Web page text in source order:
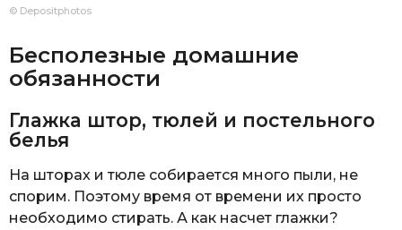
© Depositphotos
Бесполезные домашние
обязанности
Глажка штор, тюлей и постельного
белья
На шторах и тюле собирается много пыли, не
спорим. Поэтому время от времени их просто
необходимо стирать. А как насчет глажки?